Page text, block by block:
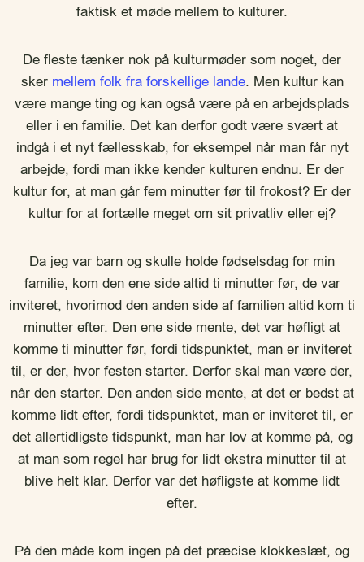
faktisk et møde mellem to kulturer.
De fleste tænker nok på kulturmøder som noget, der
sker mellem folk fra forskellige lande. Men kultur kan
være mange ting og kan også være på en arbejdsplads
eller i en familie. Det kan derfor godt være svært at
indgå i et nyt fællesskab, for eksempel når man får nyt
arbejde, fordi man ikke kender kulturen endnu. Er der
kultur for, at man går fem minutter før til frokost? Er der
kultur for at fortælle meget om sit privatliv eller ej?
Da jeg var barn og skulle holde fødselsdag for min
familie, kom den ene side altid ti minutter før, de var
inviteret, hvorimod den anden side af familien altid kom ti
minutter efter. Den ene side mente, det var høfligt at
komme ti minutter før, fordi tidspunktet, man er inviteret
til, er der, hvor festen starter. Derfor skal man være der,
når den starter. Den anden side mente, at det er bedst at
komme lidt efter, fordi tidspunktet, man er inviteret til, er
det allertidligste tidspunkt, man har lov at komme på, og
at man som regel har brug for lidt ekstra minutter til at
blive helt klar. Derfor var det høfligste at komme lidt
efter.
På den måde kom ingen på det præcise klokkeslæt, og